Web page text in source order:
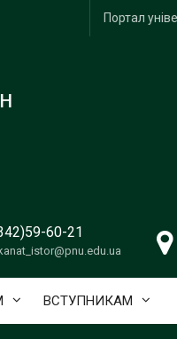
Портал
60-21
ВСТУПНИКАМ